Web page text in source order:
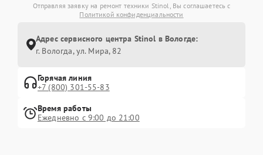
Отправляя заявку на ремонт техники Stinol, Вы соглашаетесь с
Политикой конфиденциальности
Адрес сервисного центра Stinol в Вологде:
г. Вологда, ул. Мира, 82
Горячая линия
+7 (800) 301-55-83
Время работы
Ежедневно с 9:00 до 21:00